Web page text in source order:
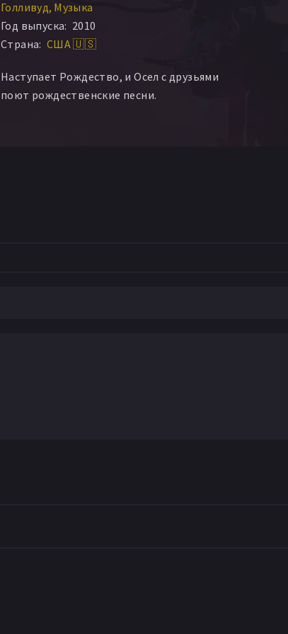
Голливуд Музыка
Год выпуска: 2010
Страна: США 🇺🇸
Наступает Рождество, и Осел с друзьями
поют рождественские песни.